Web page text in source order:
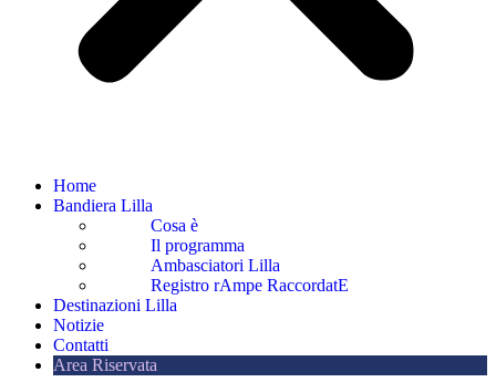
Home
Bandiera Lilla
Cosa è
Il programma
Ambasciatori Lilla
Registro rAmpe RaccordatE
Destinazioni Lilla
Notizie
Contatti
Area Riservata